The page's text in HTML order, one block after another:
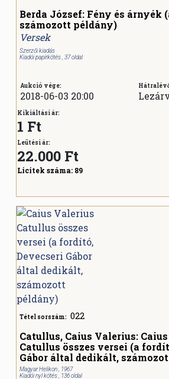
Berda József: Fény és árnyék
számozott példány)
Versek
Szerzői kiadás
Kiadói papírkötés , 37 oldal
Aukció vége:
2018-06-03 20:00
Kikiáltási ár:
1 Ft
Leütési ár:
22.000 Ft
Licitek száma: 89
Tétel sorszám: 022
Catullus, Caius Valerius:
Catullus összes versei (a
Gábor által dedikált,
Magyar Helikon , 1967
Kiadói nyl kötés , 136 oldal